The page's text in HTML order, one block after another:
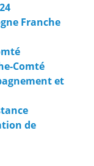
Franche
Comté
et
de